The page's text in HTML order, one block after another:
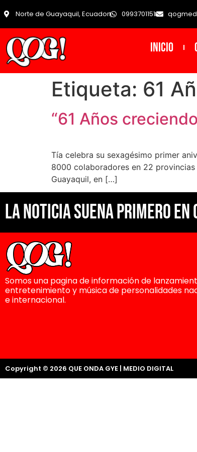
Norte de Guayaquil, Ecuador 0993701151
INICIO
Etiqueta: 61
“61 Años
Tía celebra su sexagésimo primer
8000 colaboradores en 22
Guayaquil, en […]
La noticia suena primero en
Somos una pagina de información de
entretenimiento y música de personalidades
e internacional.
Copyright © 2026 QUE ONDA GYE | MEDIO DIGITAL